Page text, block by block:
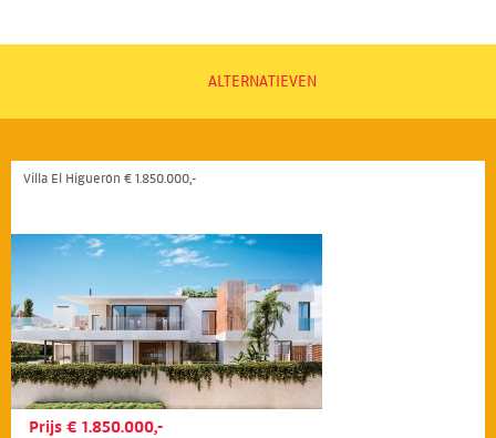
ALTERNATIEVEN
Villa El Higuerón € 1.850.000,-
Prijs € 1.850.000,-